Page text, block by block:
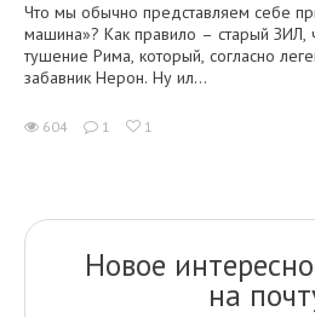
Что мы обычно представляем себе
машина»? Как правило – старый ЗИЛ,
тушение Рима, который, согласно
забавник Нерон. Ну ил...
604 1 1
Новое
на